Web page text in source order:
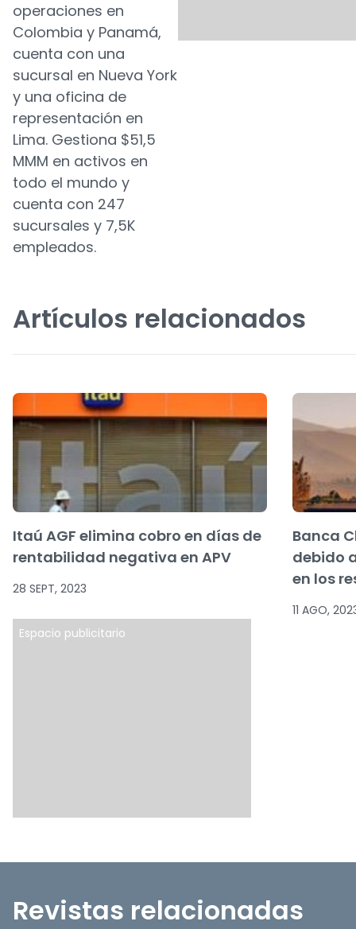
operaciones en
Colombia y Panamá,
cuenta con una
sucursal en Nueva York
y una oficina de
representación en
Lima. Gestiona $51,5
MMM en activos en
todo el mundo y
cuenta con 247
sucursales y 7,5K
empleados.
Artículos relacionados
Itaú AGF elimina cobro en días de
rentabilidad negativa en APV
28 SEPT, 2023
Banca
debido
en los
11 AGO,
Espacio publicitario
Revistas relacionadas